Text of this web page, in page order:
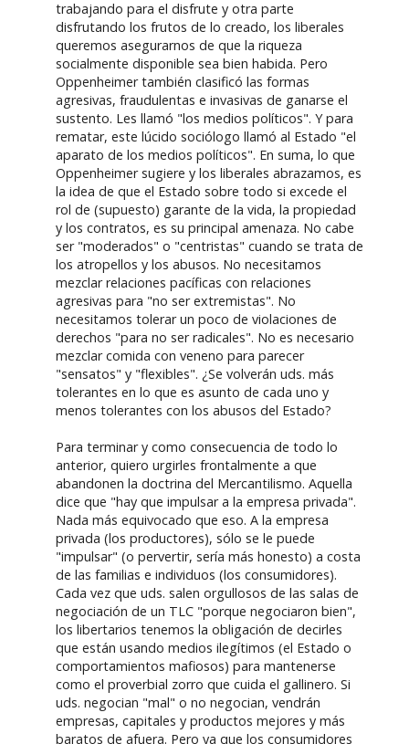
trabajando para el disfrute y otra parte
disfrutando los frutos de lo creado, los liberales
queremos asegurarnos de que la riqueza
socialmente disponible sea bien habida. Pero
Oppenheimer también clasificó las formas
agresivas, fraudulentas e invasivas de ganarse el
sustento. Les llamó "los medios políticos". Y para
rematar, este lúcido sociólogo llamó al Estado "el
aparato de los medios políticos". En suma, lo que
Oppenheimer sugiere y los liberales abrazamos, es
la idea de que el Estado sobre todo si excede el
rol de (supuesto) garante de la vida, la propiedad
y los contratos, es su principal amenaza. No cabe
ser "moderados" o "centristas" cuando se trata de
los atropellos y los abusos. No necesitamos
mezclar relaciones pacíficas con relaciones
agresivas para "no ser extremistas". No
necesitamos tolerar un poco de violaciones de
derechos "para no ser radicales". No es necesario
mezclar comida con veneno para parecer
"sensatos" y "flexibles". ¿Se volverán uds. más
tolerantes en lo que es asunto de cada uno y
menos tolerantes con los abusos del Estado?
Para terminar y como consecuencia de todo lo
anterior, quiero urgirles frontalmente a que
abandonen la doctrina del Mercantilismo. Aquella
dice que "hay que impulsar a la empresa privada".
Nada más equivocado que eso. A la empresa
privada (los productores), sólo se le puede
"impulsar" (o pervertir, sería más honesto) a costa
de las familias e individuos (los consumidores).
Cada vez que uds. salen orgullosos de las salas de
negociación de un TLC "porque negociaron bien",
los libertarios tenemos la obligación de decirles
que están usando medios ilegítimos (el Estado o
comportamientos mafiosos) para mantenerse
como el proverbial zorro que cuida el gallinero. Si
uds. negocian "mal" o no negocian, vendrán
empresas, capitales y productos mejores y más
baratos de afuera. Pero ya que los consumidores